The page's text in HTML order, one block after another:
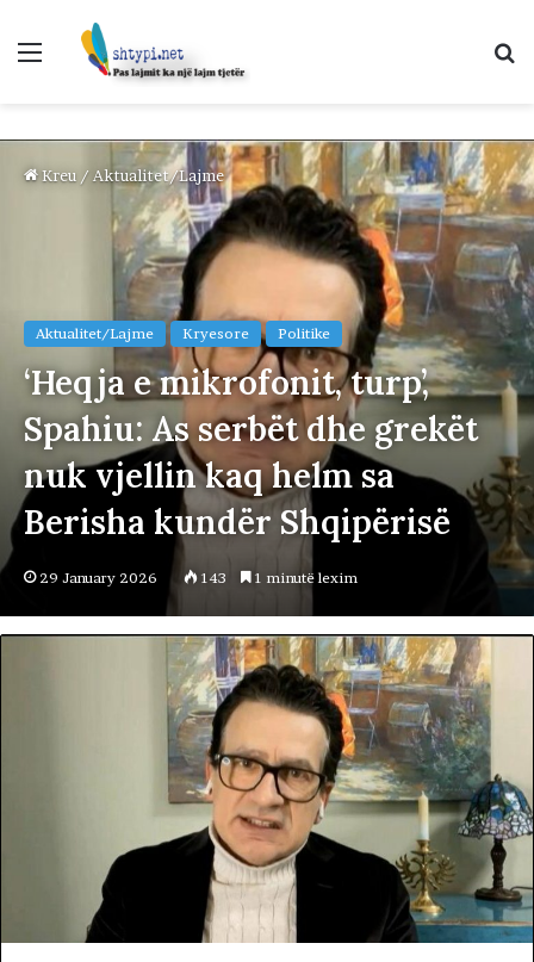
Menu
Kreu / Aktualitet/Lajme
Aktualitet/Lajme Kryesore Politike
‘Heqja e mikrofonit, turp’,
Spahiu: As serbët dhe grekët
nuk vjellin kaq helm sa
Berisha kundër Shqipërisë
29 January 2026 143 1 minutë lexim